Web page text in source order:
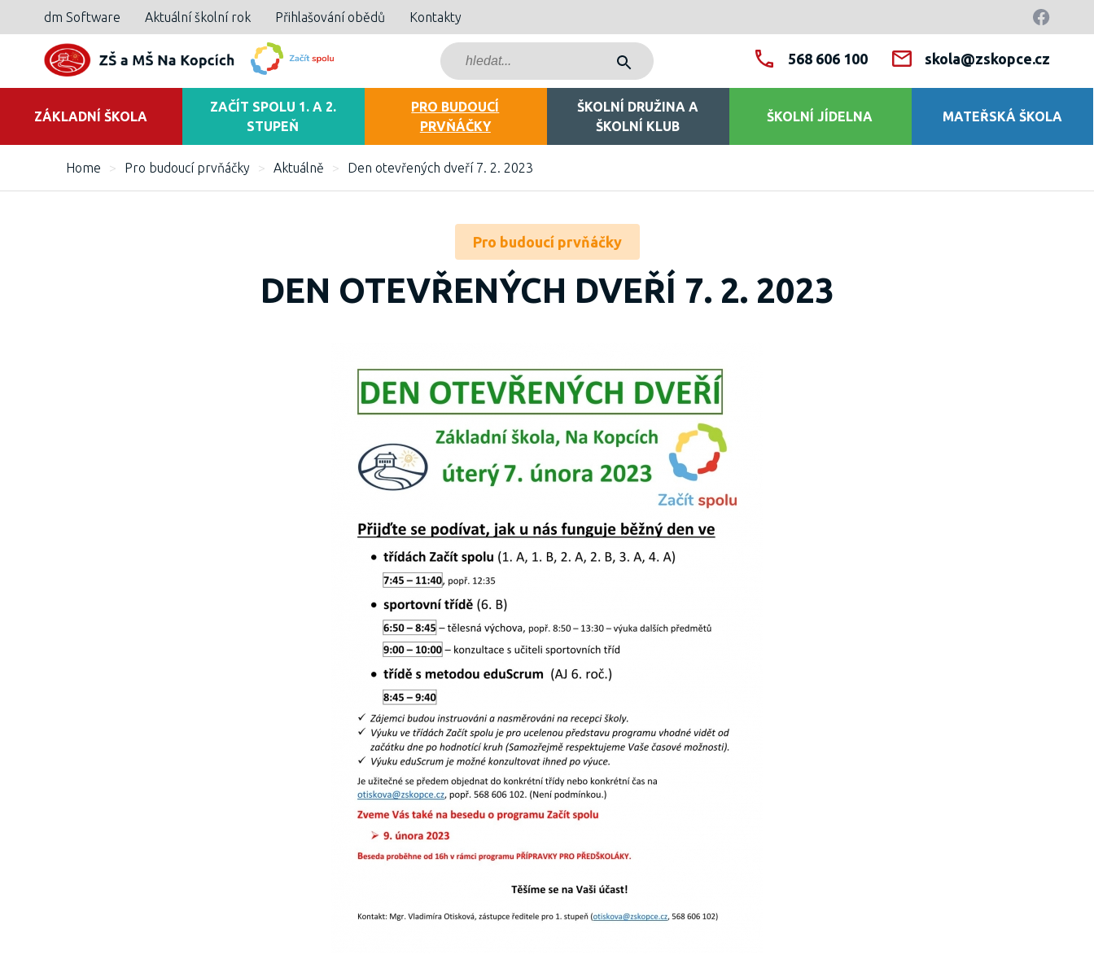
dm Software Aktuální školní rok Přihlašování obědů Kontakty
568 606 100 skola@zskopce.cz
ZÁKLADNÍ ŠKOLA
ZAČÍT SPOLU 1. A 2.
STUPEŇ
PRO BUDOUCÍ
PRVŇÁČKY
ŠKOLNÍ DRUŽINA A
ŠKOLNÍ KLUB
ŠKOLNÍ JÍDELNA MATEŘSKÁ ŠKOLA
Home > Pro budoucí prvňáčky > Aktuálně > Den otevřených dveří 7. 2. 2023
Pro budoucí prvňáčky
DEN OTEVŘENÝCH DVEŘÍ 7. 2. 2023